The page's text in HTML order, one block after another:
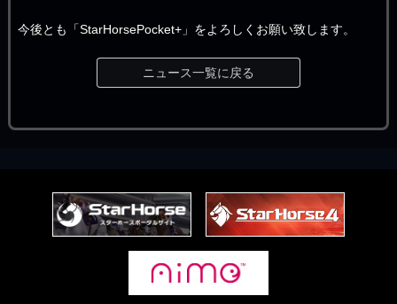
今後とも「StarHorsePocket+」をよろしくお願い致します。
ニュース一覧に戻る